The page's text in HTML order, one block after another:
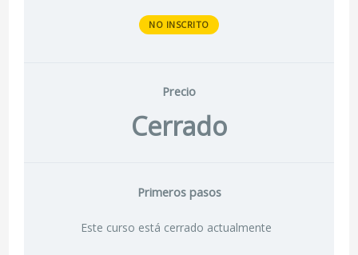
NO INSCRITO
Precio
Cerrado
Primeros pasos
Este curso está cerrado actualmente